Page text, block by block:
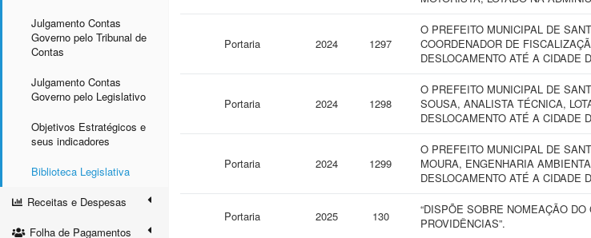
Julgamento Contas
Governo pelo Tribunal de
Contas
Julgamento Contas
Governo pelo Legislativo
Objetivos Estratégicos e
seus indicadores
Biblioteca Legislativa
Receitas e Despesas
Folha de Pagamentos
Portaria 2024 1297
O PREFEITO MUNICIPAL DE
COORDENADOR DE
DESLOCAMENTO ATÉ A CIDADE
Portaria 2024 1298
O PREFEITO MUNICIPAL DE
SOUSA, ANALISTA TÉCNICA,
DESLOCAMENTO ATÉ A CIDADE
Portaria 2024 1299
O PREFEITO MUNICIPAL DE
MOURA, ENGENHARIA
DESLOCAMENTO ATÉ A CIDADE
Portaria 2025 130
“DISPÕE SOBRE NOMEAÇÃO
PROVIDÊNCIAS”.